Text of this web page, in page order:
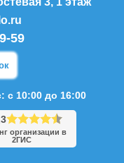
59
с 10:00 до 16:00
организации в
2ГИС